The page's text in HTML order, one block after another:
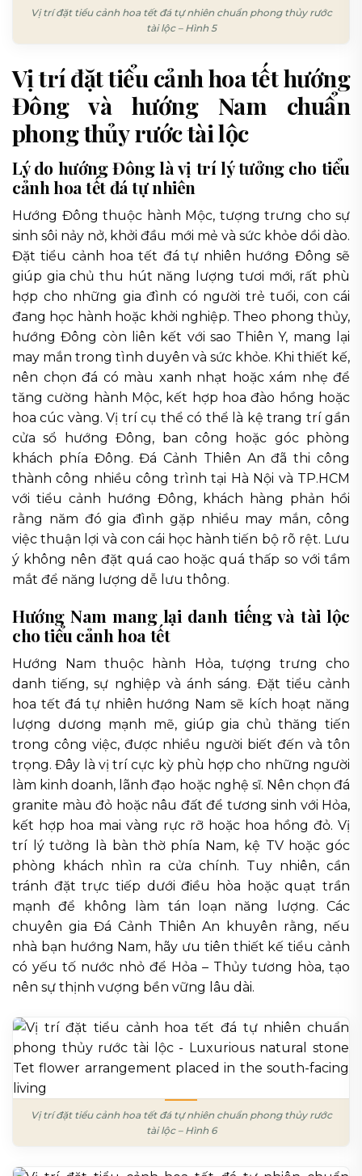
Vị trí đặt tiểu cảnh hoa tết đá tự nhiên chuẩn phong thủy rước
tài lộc – Hình 5
Vị trí đặt tiểu cảnh hoa tết hướng
Đông và hướng Nam chuẩn
phong thủy rước tài lộc
Lý do hướng Đông là vị trí lý tưởng cho tiểu
cảnh hoa tết đá tự nhiên
Hướng Đông thuộc hành Mộc, tượng trưng cho sự
sinh sôi nảy nở, khởi đầu mới mẻ và sức khỏe dồi dào.
Đặt tiểu cảnh hoa tết đá tự nhiên hướng Đông sẽ
giúp gia chủ thu hút năng lượng tươi mới, rất phù
hợp cho những gia đình có người trẻ tuổi, con cái
đang học hành hoặc khởi nghiệp. Theo phong thủy,
hướng Đông còn liên kết với sao Thiên Y, mang lại
may mắn trong tình duyên và sức khỏe. Khi thiết kế,
nên chọn đá có màu xanh nhạt hoặc xám nhẹ để
tăng cường hành Mộc, kết hợp hoa đào hồng hoặc
hoa cúc vàng. Vị trí cụ thể có thể là kệ trang trí gần
cửa sổ hướng Đông, ban công hoặc góc phòng
khách phía Đông. Đá Cảnh Thiên An đã thi công
thành công nhiều công trình tại Hà Nội và TP.HCM
với tiểu cảnh hướng Đông, khách hàng phản hồi
rằng năm đó gia đình gặp nhiều may mắn, công
việc thuận lợi và con cái học hành tiến bộ rõ rệt. Lưu
ý không nên đặt quá cao hoặc quá thấp so với tầm
mắt để năng lượng dễ lưu thông.
Hướng Nam mang lại danh tiếng và tài lộc
cho tiểu cảnh hoa tết
Hướng Nam thuộc hành Hỏa, tượng trưng cho
danh tiếng, sự nghiệp và ánh sáng. Đặt tiểu cảnh
hoa tết đá tự nhiên hướng Nam sẽ kích hoạt năng
lượng dương mạnh mẽ, giúp gia chủ thăng tiến
trong công việc, được nhiều người biết đến và tôn
trọng. Đây là vị trí cực kỳ phù hợp cho những người
làm kinh doanh, lãnh đạo hoặc nghệ sĩ. Nên chọn đá
granite màu đỏ hoặc nâu đất để tương sinh với Hỏa,
kết hợp hoa mai vàng rực rỡ hoặc hoa hồng đỏ. Vị
trí lý tưởng là bàn thờ phía Nam, kệ TV hoặc góc
phòng khách nhìn ra cửa chính. Tuy nhiên, cần
tránh đặt trực tiếp dưới điều hòa hoặc quạt trần
mạnh để không làm tán loạn năng lượng. Các
chuyên gia Đá Cảnh Thiên An khuyên rằng, nếu
nhà bạn hướng Nam, hãy ưu tiên thiết kế tiểu cảnh
có yếu tố nước nhỏ để Hỏa – Thủy tương hòa, tạo
nên sự thịnh vượng bền vững lâu dài.
Vị trí đặt tiểu cảnh hoa tết đá tự nhiên chuẩn phong thủy rước
tài lộc – Hình 6